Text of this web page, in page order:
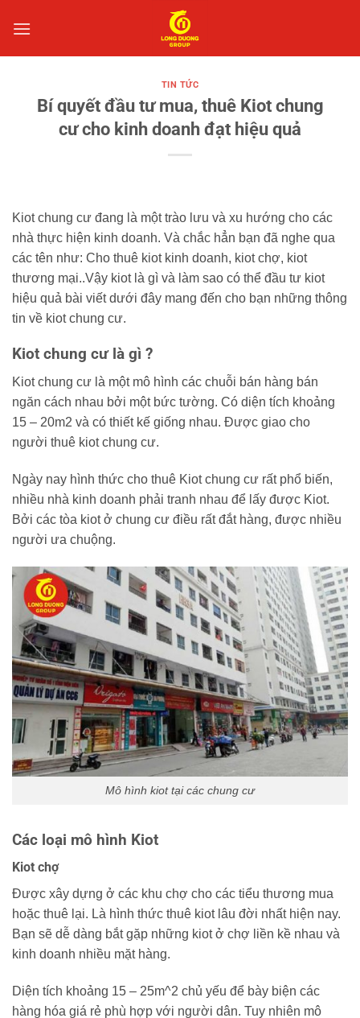
qua
TIN TỨC
Bí quyết đầu tư mua, thuê Kiot chung
cư cho kinh doanh đạt hiệu quả
Kiot chung cư đang là một trào lưu và xu hướng cho các
nhà thực hiện kinh doanh. Và chắc hẳn bạn đã nghe qua
các tên như: Cho thuê kiot kinh doanh, kiot chợ, kiot
thương mại..Vậy kiot là gì và làm sao có thể đầu tư kiot
hiệu quả bài viết dưới đây mang đến cho bạn những thông
tin về kiot chung cư.
Kiot chung cư là gì ?
Kiot chung cư là một mô hình các chuỗi bán hàng bán
ngăn cách nhau bởi một bức tường. Có diện tích khoảng
15 – 20m2 và có thiết kế giống nhau. Được giao cho
người thuê kiot chung cư.
Ngày nay hình thức cho thuê Kiot chung cư rất phổ biến,
nhiều nhà kinh doanh phải tranh nhau để lấy được Kiot.
Bởi các tòa kiot ở chung cư điều rất đắt hàng, được nhiều
người ưa chuộng.
Mô hình kiot tại các chung cư
Các loại mô hình Kiot
Kiot chợ
Được xây dựng ở các khu chợ cho các tiểu thương mua
hoặc thuê lại. Là hình thức thuê kiot lâu đời nhất hiện nay.
Bạn sẽ dễ dàng bắt gặp những kiot ở chợ liền kề nhau và
kinh doanh nhiều mặt hàng.
Diện tích khoảng 15 – 25m^2 chủ yếu để bày biện các
hàng hóa giá rẻ phù hợp với người dân. Tuy nhiên mô